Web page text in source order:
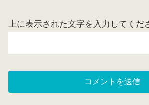
上に表示された文字を入力してくだ